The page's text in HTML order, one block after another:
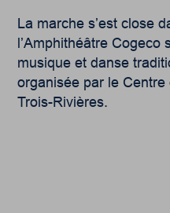
La marche s’est close
l’Amphithéâtre Cogeco
musique et danse
organisée par le Centre
Trois-Rivières.